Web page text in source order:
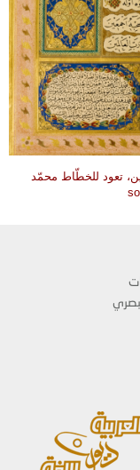
تعود للخطّاط محمّد